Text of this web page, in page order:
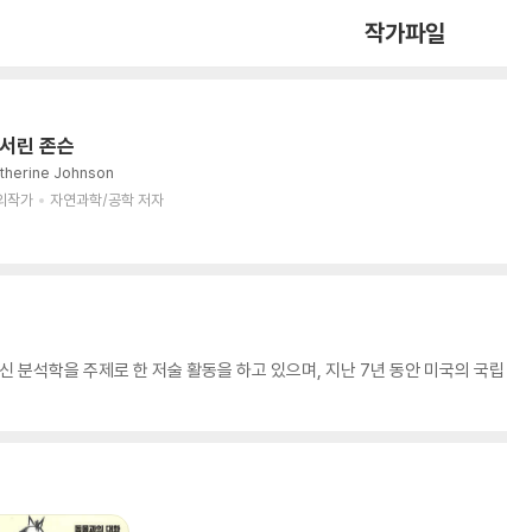
작가파일
린 존슨
Johnson
작가
자연과학/공학 저자
분석학을 주제로 한 저술 활동을 하고 있으며, 지난 7년 동안 미국의 국